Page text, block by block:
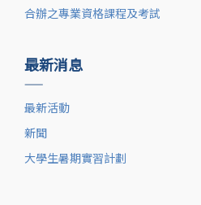
合辦之專業資格課程及考試
最新消息
——
最新活動
新聞
大學生暑期實習計劃